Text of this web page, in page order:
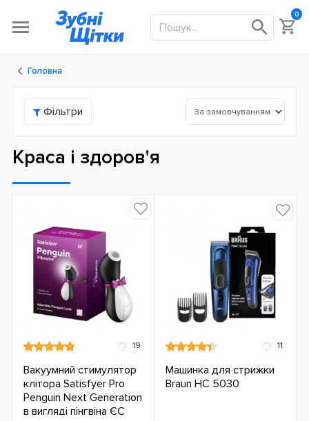
0
Головна
Фільтри
Краса і здоров'я
19
Вакуумний стимулятор
клітора Satisfyer Pro
Penguin Next Generation
в вигляді пінгвіна ЄС
11
Машинка для стрижки
Braun HC 5030